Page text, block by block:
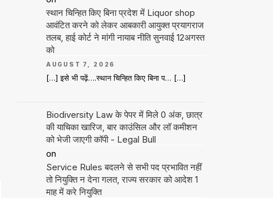
स्थान चिन्हित किए बिना प्रदेश में Liquor shop
आवंटित करने को लेकर आबकारी आयुक्त प्रयागराज
तलब, हाई कोर्ट ने मांगी नायाब नीति सुनवाई 12अगस्त
को
AUGUST 7, 2026
[…] इसे भी पढ़ें….स्थान चिन्हित किए बिना प… […]
Biodiversity Law के पेपर में मिले 0 अंक, छात्र
की याचिका खारिज, बार काउंसिल और लॉ कमीशन
को भेजी जाएगी कॉपी - Legal Bull
on
Service Rules बदलने से सभी पद प्रभावित नहीं
तो नियुक्ति न देना गलत, राज्य सरकार को आदेश 1
माह में करे नियुक्ति